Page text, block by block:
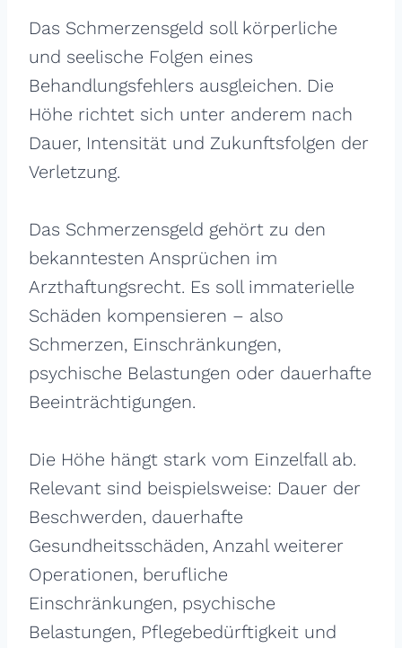
Das Schmerzensgeld soll körperliche
und seelische Folgen eines
Behandlungsfehlers ausgleichen. Die
Höhe richtet sich unter anderem nach
Dauer, Intensität und Zukunftsfolgen der
Verletzung.
Das Schmerzensgeld gehört zu den
bekanntesten Ansprüchen im
Arzthaftungsrecht. Es soll immaterielle
Schäden kompensieren – also
Schmerzen, Einschränkungen,
psychische Belastungen oder dauerhafte
Beeinträchtigungen.
Die Höhe hängt stark vom Einzelfall ab.
Relevant sind beispielsweise: Dauer der
Beschwerden, dauerhafte
Gesundheitsschäden, Anzahl weiterer
Operationen, berufliche
Einschränkungen, psychische
Belastungen, Pflegebedürftigkeit und